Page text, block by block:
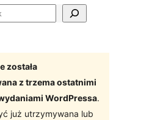
została
z trzema ostatnimi
WordPressa.
już utrzymywana lub